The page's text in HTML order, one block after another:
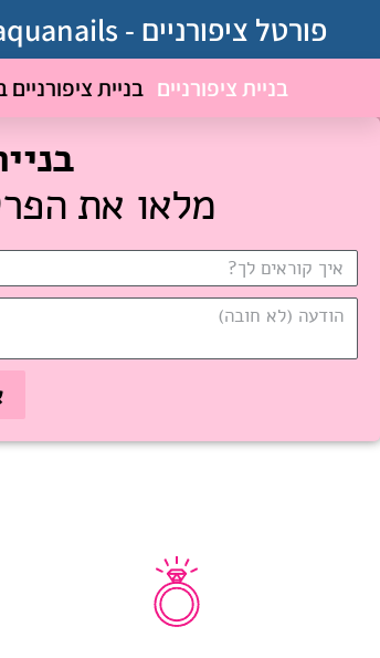
פורטל ציפורניים - aquanails
בניית ציפורניים בניית
מלאו את הפרטים וקבלו 25